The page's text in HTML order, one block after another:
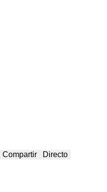
Compartir Directo